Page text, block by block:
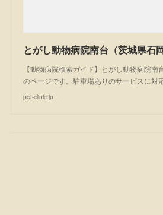
とがし動物病院南台（茨城県石
【動物病院検索ガイド】とがし動物病院南
のページです。駐車場ありのサービスに
pet-clinic.jp